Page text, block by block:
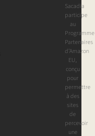
Sacadia
participe
au
Programme
Partenaires
d’Amazon
EU,
conçu
pour
permettre
à des
sites
de
percevoir
une